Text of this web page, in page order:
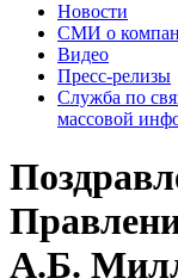
Новости
СМИ о
Видео
Пресс-релизы
Служба по
массовой
А.Б.